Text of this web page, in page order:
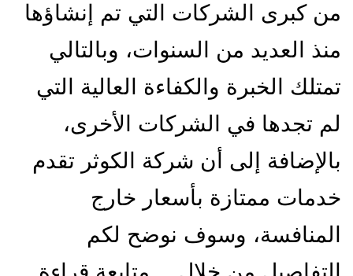
من كبرى الشركات التي تم إنشاؤها
منذ العديد من السنوات، وبالتالي
تمتلك الخبرة والكفاءة العالية التي
لم تجدها في الشركات الأخرى،
بالإضافة إلى أن شركة الكوثر تقدم
خدمات ممتازة بأسعار خارج
المنافسة، وسوف نوضح لكم